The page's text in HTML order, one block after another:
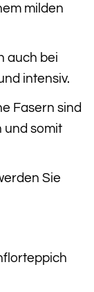
milden
auch bei
intensiv.
Fasern sind
und somit
Sie